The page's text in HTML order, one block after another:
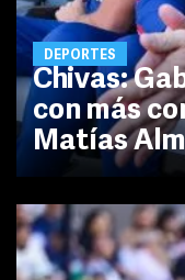
DEPORTES
Chivas:
con más
Matías